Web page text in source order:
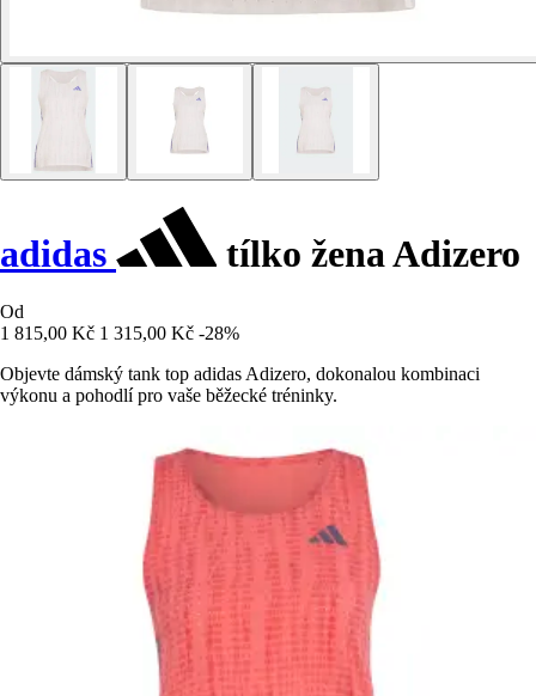
adidas tílko žena Adizero
Od
1 815,00 Kč 1 315,00 Kč -28%
Objevte dámský tank top adidas Adizero, dokonalou kombinaci
výkonu a pohodlí pro vaše běžecké tréninky.